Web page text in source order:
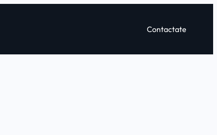
Contactate